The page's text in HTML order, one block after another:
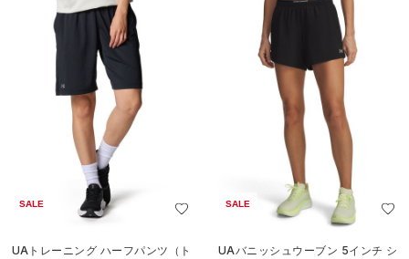
SALE
UAトレーニング ハーフパンツ（ト
SALE
UAバニッシュウーブン 5インチ シ